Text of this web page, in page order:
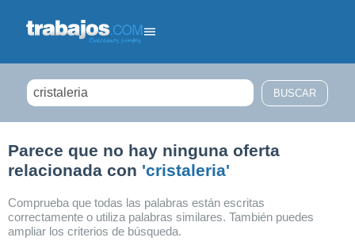
Parece que no hay ninguna oferta
relacionada con 'cristaleria'
Comprueba que todas las palabras están escritas
correctamente o utiliza palabras similares. También puedes
ampliar los criterios de búsqueda.